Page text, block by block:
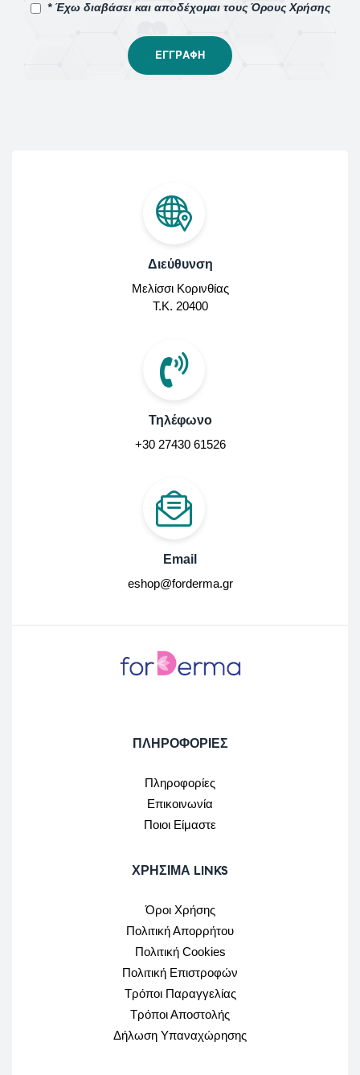
* Έχω διαβάσει και αποδέχομαι τους Όρους Χρήσης
Διεύθυνση
Μελίσσι Κορινθίας
Τ.Κ. 20400
Τηλέφωνο
+30 27430 61526
Email
eshop@forderma.gr
ΠΛΗΡΟΦΟΡΙΕΣ
Πληροφορίες
Επικοινωνία
Ποιοι Είμαστε
ΧΡΉΣΙΜΑ LINKS
Όροι Χρήσης
Πολιτική Απορρήτου
Πολιτική Cookies
Πολιτική Επιστροφών
Τρόποι Παραγγελίας
Τρόποι Αποστολής
Δήλωση Υπαναχώρησης